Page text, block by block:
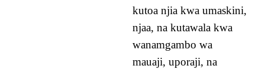
kutoa njia kwa umaskini,
njaa, na kutawala kwa
wanamgambo wa
mauaji, uporaji, na